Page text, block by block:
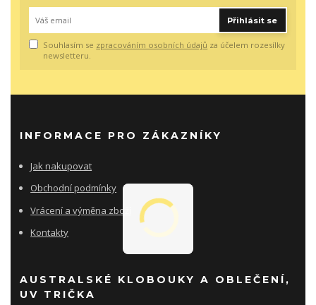
Přihlásit se
Souhlasím se zpracováním osobních údajů za účelem rozesílky
newsletteru.
INFORMACE PRO ZÁKAZNÍKY
Jak nakupovat
Obchodní podmínky
Vrácení a výměna zboží
Kontakty
AUSTRALSKÉ KLOBOUKY A OBLEČENÍ,
UV TRIČKA